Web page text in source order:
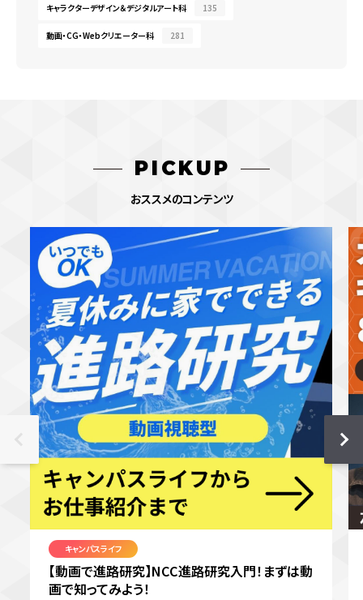
キャラクターデザイン＆デジタルアート科 135
動画・CG・Webクリエーター科 281
PICKUP
おススメのコンテンツ
キャンパスライフ
【動画で進路研究】NCC進路研究入門！まずは動
画で知ってみよう！